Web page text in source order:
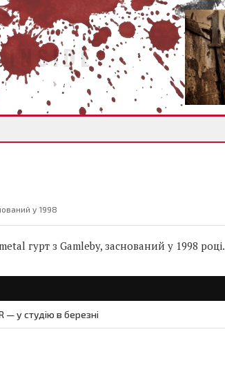
INSIDE
у 1998
гурт з Gamleby, заснований у 1998 році.
— у студію в березні